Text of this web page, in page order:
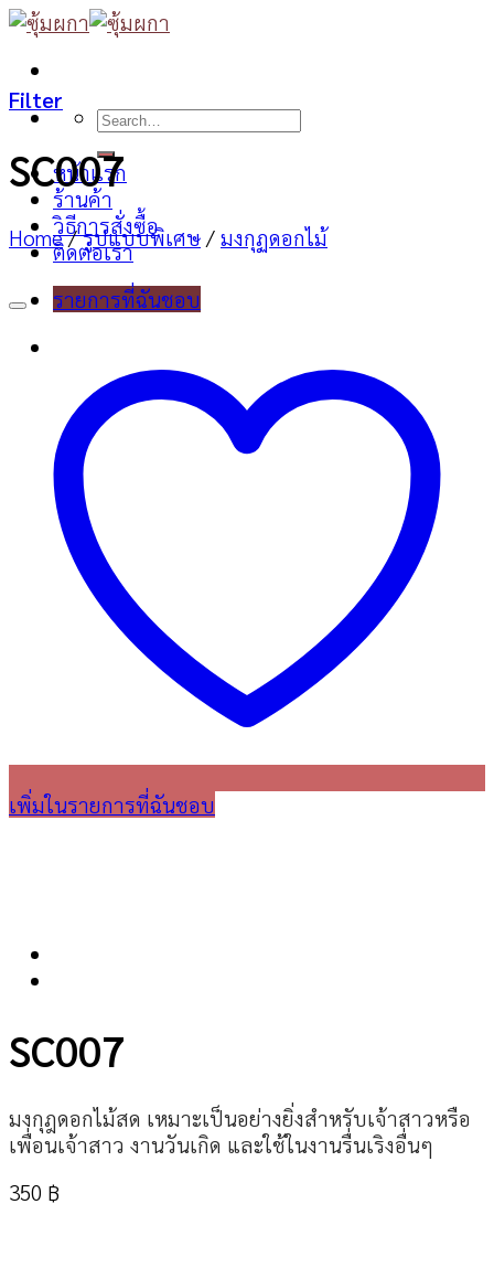
Skip
content
Search
หน้าแรก
ร้านค้า
วิธีการสั่งซื้อ
ติดต่อเรา
รายการที่ฉันชอบ
Filter
SC007
Home / รูปแบบพิเศษ / มงกุฏดอกไม้
เพิ่มในรายการที่ฉันชอบ
SC007
มงกุฎดอกไม้สด เหมาะเป็นอย่างยิ่งสำหรับเจ้าสาวหรือ
เพื่อนเจ้าสาว งานวันเกิด และใช้ในงานรื่นเริงอื่นๆ
350 ฿